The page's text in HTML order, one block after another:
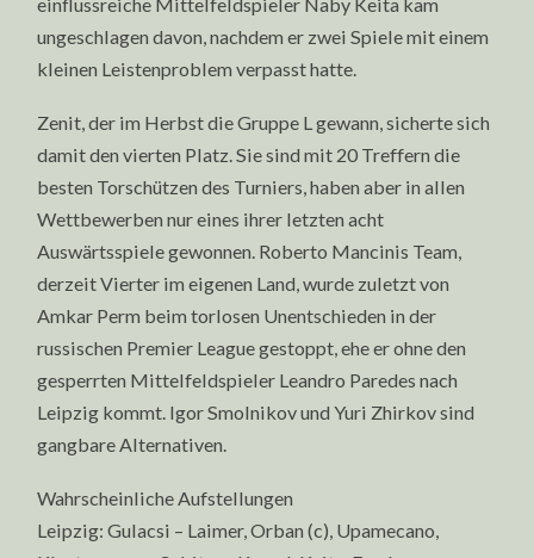
einflussreiche Mittelfeldspieler Naby Keita kam
ungeschlagen davon, nachdem er zwei Spiele mit einem
kleinen Leistenproblem verpasst hatte.
Zenit, der im Herbst die Gruppe L gewann, sicherte sich
damit den vierten Platz. Sie sind mit 20 Treffern die
besten Torschützen des Turniers, haben aber in allen
Wettbewerben nur eines ihrer letzten acht
Auswärtsspiele gewonnen. Roberto Mancinis Team,
derzeit Vierter im eigenen Land, wurde zuletzt von
Amkar Perm beim torlosen Unentschieden in der
russischen Premier League gestoppt, ehe er ohne den
gesperrten Mittelfeldspieler Leandro Paredes nach
Leipzig kommt. Igor Smolnikov und Yuri Zhirkov sind
gangbare Alternativen.
Wahrscheinliche Aufstellungen
Leipzig: Gulacsi – Laimer, Orban (c), Upamecano,